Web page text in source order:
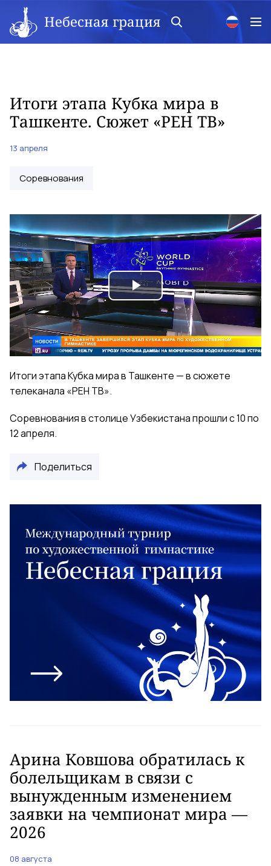
Небесная грация
Итоги этапа Кубка мира в
Ташкенте. Сюжет «РЕН ТВ»
13 апреля
Соревнования
Play
Video
Итоги этапа Кубка мира в Ташкенте — в сюжете
телеканала «РЕН ТВ».
Соревнования в столице Узбекистана прошли с 10 по
12 апреля.
Поделиться
Арина Ковшова обратилась к
болельщикам в связи с
вынужденным изменением
заявки на чемпионат мира —
2026
08 августа